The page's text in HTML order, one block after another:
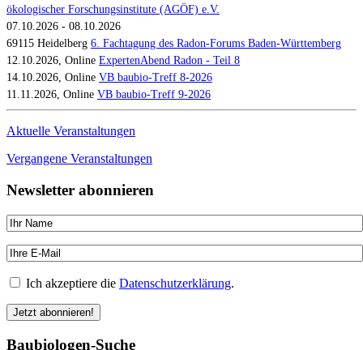
ökologischer Forschungsinstitute (AGÖF) e.V.
07.10.2026 - 08.10.2026
69115 Heidelberg 6. Fachtagung des Radon-Forums Baden-Württemberg
12.10.2026, Online ExpertenAbend Radon - Teil 8
14.10.2026, Online VB baubio-Treff 8-2026
11.11.2026, Online VB baubio-Treff 9-2026
Aktuelle Veranstaltungen
Vergangene Veranstaltungen
Newsletter abonnieren
Ich akzeptiere die Datenschutzerklärung.
Baubiologen-Suche